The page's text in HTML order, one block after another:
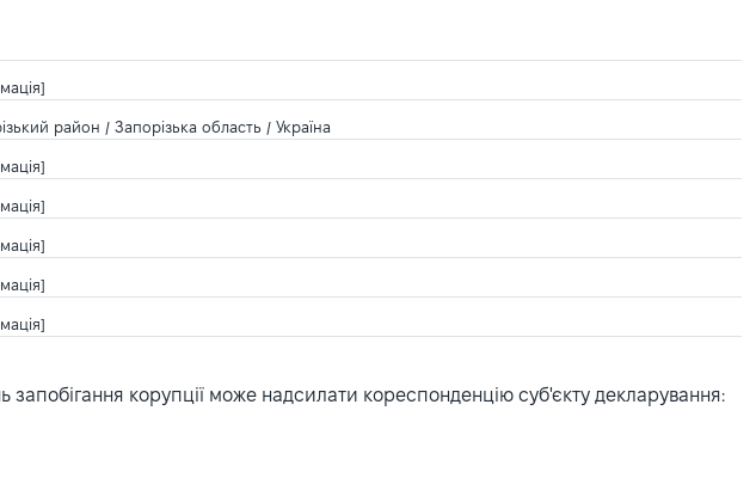
район / Запорізька область / Україна
корупції може надсилати кореспонденцію суб'єкту декларування: